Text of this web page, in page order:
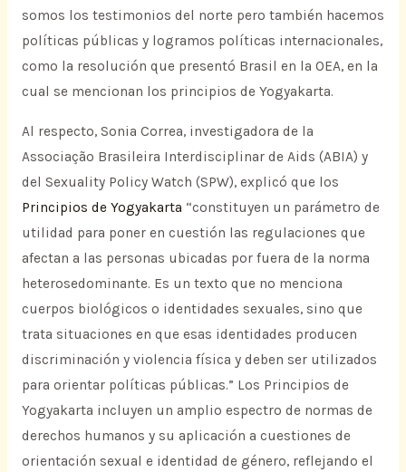
somos los testimonios del norte pero también hacemos
políticas públicas y logramos políticas internacionales,
como la resolución que presentó Brasil en la OEA, en la
cual se mencionan los principios de Yogyakarta.
Al respecto, Sonia Correa, investigadora de la
Associação Brasileira Interdisciplinar de Aids (ABIA) y
del Sexuality Policy Watch (SPW), explicó que los
Principios de Yogyakarta “constituyen un parámetro de
utilidad para poner en cuestión las regulaciones que
afectan a las personas ubicadas por fuera de la norma
heterosedominante. Es un texto que no menciona
cuerpos biológicos o identidades sexuales, sino que
trata situaciones en que esas identidades producen
discriminación y violencia física y deben ser utilizados
para orientar políticas públicas.” Los Principios de
Yogyakarta incluyen un amplio espectro de normas de
derechos humanos y su aplicación a cuestiones de
orientación sexual e identidad de género, reflejando el